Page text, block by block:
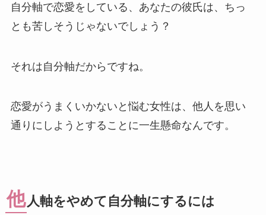
自分軸で恋愛をしている、あなたの彼氏は、ちっ
とも苦しそうじゃないでしょう？
それは自分軸だからですね。
恋愛がうまくいかないと悩む女性は、他人を思い
通りにしようとすることに一生懸命なんです。
他人軸をやめて自分軸にするには